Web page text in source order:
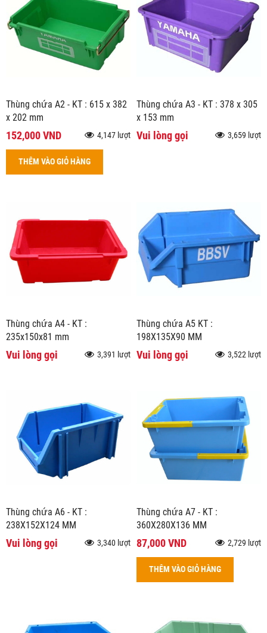
Thùng chứa A2 - KT : 615 x 382
x 202 mm
152,000 VND 4,147 lượt
THÊM VÀO GIỎ HÀNG
Thùng chứa A3 - KT : 378 x 305
x 153 mm
Vui lòng gọi 3,659 lượt
Thùng chứa A4 - KT :
235x150x81 mm
Vui lòng gọi 3,391 lượt
Thùng chứa A5 KT :
198X135X90 MM
Vui lòng gọi 3,522 lượt
Thùng chứa A6 - KT :
238X152X124 MM
Vui lòng gọi 3,340 lượt
Thùng chứa A7 - KT :
360X280X136 MM
87,000 VND 2,729 lượt
THÊM VÀO GIỎ HÀNG